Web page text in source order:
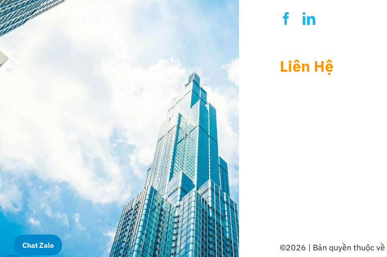
Liên Hệ
©2026 | Bản quyền thuộc về
Chat Zalo